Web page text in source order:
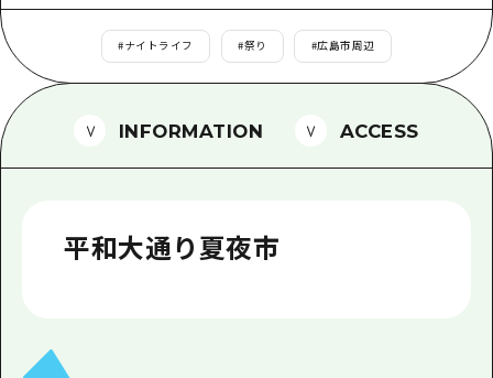
自然
日帰り
半日
2泊3日
HIROSHIMA FREE Wi-Fi
観光案内所
広島県を訪れる外国人旅行者向け情報一
ボランティアガイド
ガイドブック
#ナイトライフ #祭り #広島市周辺
INFORMATION ACCESS
平和大通り夏夜市